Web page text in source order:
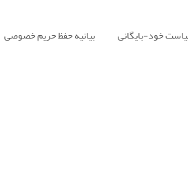
خود-بایگانی بیانیه حفظ حریم خصوصی